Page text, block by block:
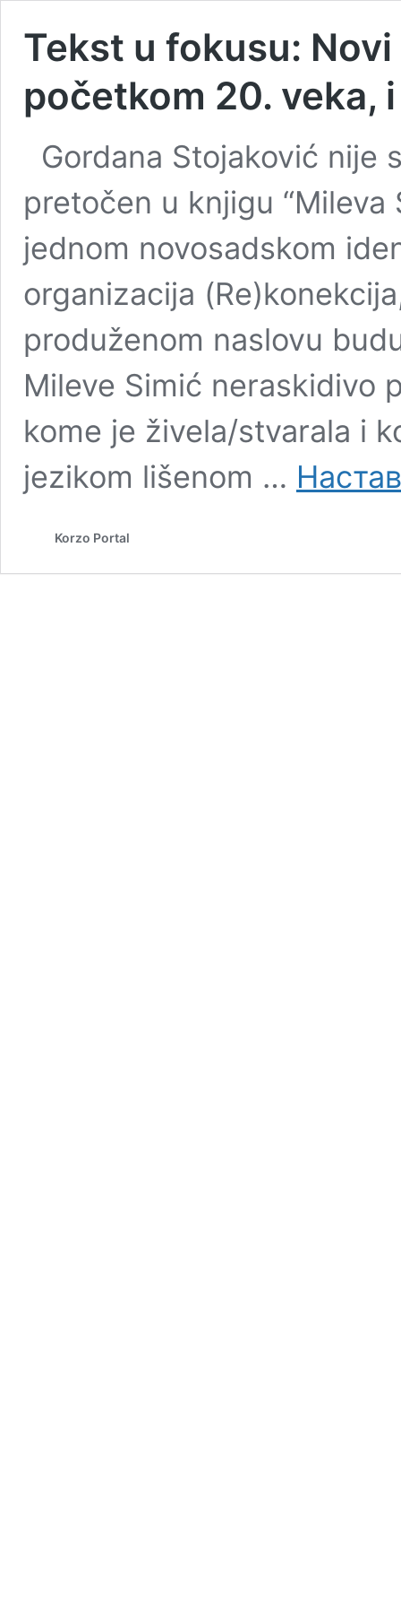
Tekst u fokusu: Novi
početkom 20. veka,
Gordana Stojaković nije
pretočen u knjigu “Mileva
jednom novosadskom
organizacija
produženom naslovu
Mileve Simić neraskidivo
kome je živela/stvarala i
jezikom lišenom …
Korzo Portal